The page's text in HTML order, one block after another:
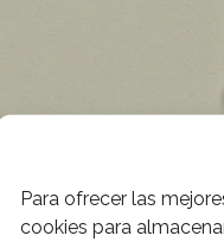
Para ofrecer las
cookies para